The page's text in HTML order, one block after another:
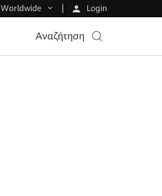
Worldwide Login
Αναζήτηση